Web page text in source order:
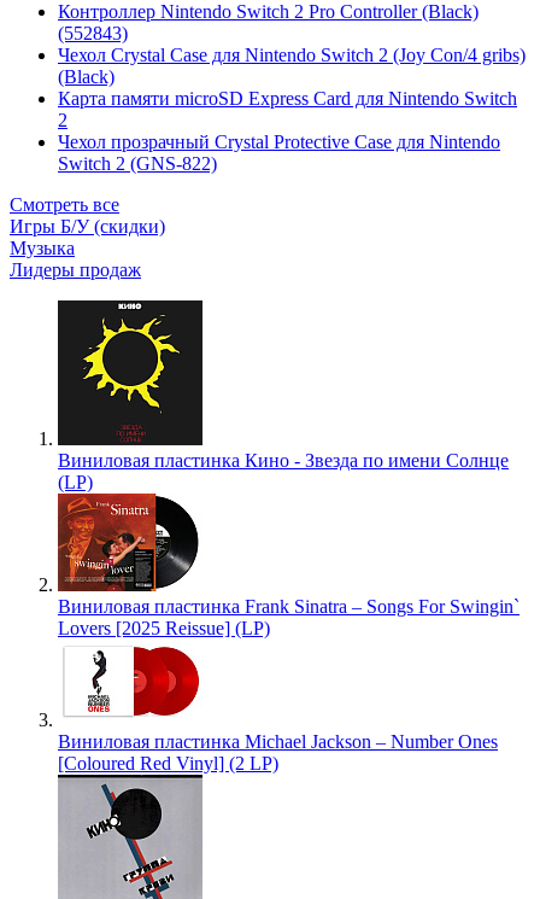
Контроллер Nintendo Switch 2 Pro Controller (Black)
(552843)
Чехол Сrystal Сase для Nintendo Switch 2 (Joy Con/4 gribs)
(Black)
Карта памяти microSD Express Card для Nintendo Switch
2
Чехол прозрачный Crystal Protective Case для Nintendo
Switch 2 (GNS-822)
Смотреть все
Игры Б/У (скидки)
Музыка
Лидеры продаж
Виниловая пластинка Кино - Звезда по имени Солнце
(LP)
Виниловая пластинка Frank Sinatra – Songs For Swingin`
Lovers [2025 Reissue] (LP)
Виниловая пластинка Michael Jackson – Number Ones
[Coloured Red Vinyl] (2 LP)